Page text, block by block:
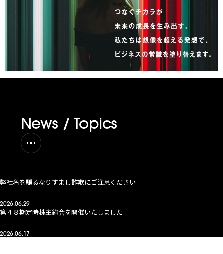
News / Topics
弊社名を騙るなりすまし詐欺にご注意ください
2026.06.29
第４８期定時株主総会を開催いたしました
2026.06.17